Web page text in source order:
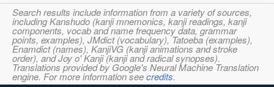
Search results include information from a variety of sources,
including Kanshudo (kanji mnemonics, kanji readings, kanji
components, vocab and name frequency data, grammar
points, examples), JMdict (vocabulary), Tatoeba (examples),
Enamdict (names), KanjiVG (kanji animations and stroke
order), and Joy o' Kanji (kanji and radical synopses).
Translations provided by Google's Neural Machine Translation
engine. For more information seecredits.